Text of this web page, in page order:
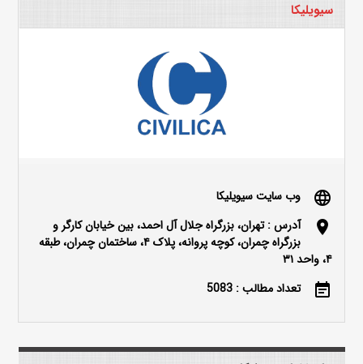
سیویلیکا
language وب سایت سیویلیکا
location_on
آدرس : تهران، بزرگراه جلال آل احمد، بین خیابان کارگر و
بزرگراه چمران، کوچه پروانه، پلاک ۴، ساختمان چمران، طبقه
۴، واحد ۳۱
event_note تعداد مطالب : 5083